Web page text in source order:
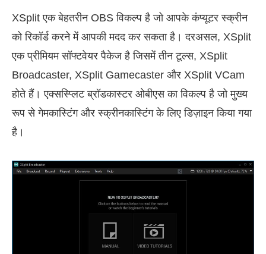
XSplit एक बेहतरीन OBS विकल्प है जो आपके कंप्यूटर स्क्रीन
को रिकॉर्ड करने में आपकी मदद कर सकता है। दरअसल, XSplit
एक प्रीमियम सॉफ्टवेयर पैकेज है जिसमें तीन टूल्स, XSplit
Broadcaster, XSplit Gamecaster और XSplit VCam
होते हैं। एक्सस्प्लिट ब्रॉडकास्टर ओबीएस का विकल्प है जो मुख्य
रूप से गेमकास्टिंग और स्क्रीनकास्टिंग के लिए डिज़ाइन किया गया
है।